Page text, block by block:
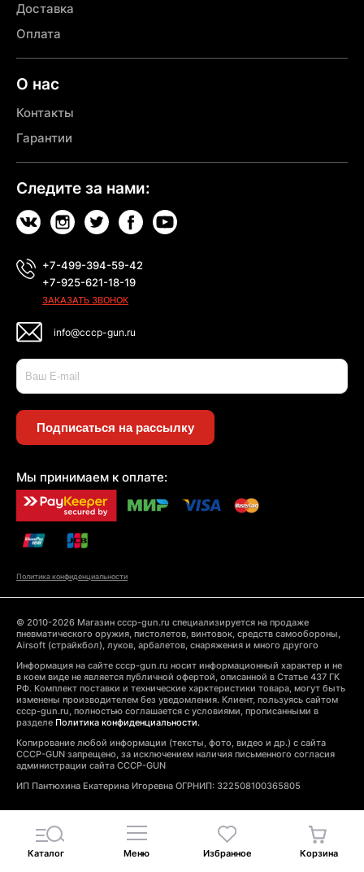
Доставка
Оплата
О нас
Контакты
Гарантии
Следите за нами:
+7-499-394-59-42
+7-925-621-18-19
ЗАКАЗАТЬ ЗВОНОК
info@cccp-gun.ru
Подписаться на рассылку
Мы принимаем к оплате:
Политика конфиденциальности
© 2010-2026 Магазин cccp-gun.ru специализируется на продаже
пневматического оружия, пистолетов, винтовок, средств самообороны,
Airsoft (страйкбол), луков, арбалетов, снаряжения и много другого
Информация на сайте cccp-gun.ru носит информационный характер и не
в коем виде не является публичной офертой, описанной в Статье 437 ГК
РФ. Комплект поставки и технические харктеристики товара, могут быть
изменены производителем без уведомления. Клиент, пользуясь сайтом
cccp-gun.ru, полностью соглашается с условиями, прописанными в
разделе Политика конфиденциальности.
Копирование любой информации (тексты, фото, видео и др.) с сайта
CCCP-GUN запрещено, за исключением наличия письменного согласия
администрации сайта CCCP-GUN
ИП Пантюхина Екатерина Игоревна ОГРНИП: 322508100365805
Каталог Меню Избранное Корзина